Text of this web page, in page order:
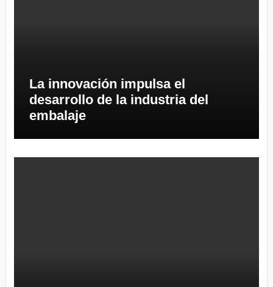
La innovación impulsa el
desarrollo de la industria del
embalaje